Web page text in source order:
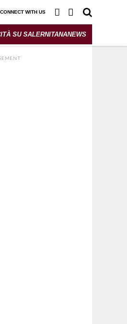
CONNECT WITH US
SU SALERNITANANEWS